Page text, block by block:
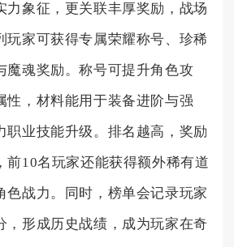
力象征，更关联丰厚奖励，战场
玩家可获得专属荣耀称号、珍稀
魔魂奖励。称号可提升角色攻
性，材料能用于装备进阶与强
职业技能升级。排名越高，奖励
前10名玩家还能获得额外稀有道
色战力。同时，榜单会记录玩家
，形成历史战绩，成为玩家在奇